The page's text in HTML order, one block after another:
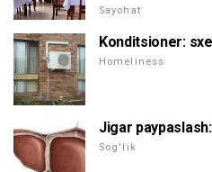
Sayohat
Konditsioner:
Homeliness
Jigar
Sog'lik